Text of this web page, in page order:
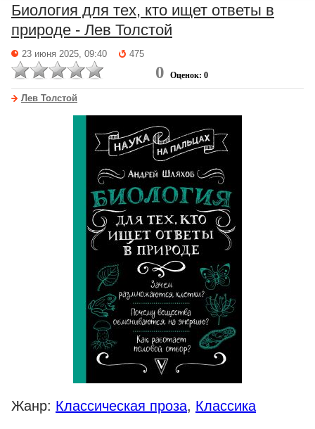
Биология для тех, кто ищет ответы в
природе - Лев Толстой
23 июня 2025, 09:40 475
0 Оценок: 0
Лев Толстой
Жанр: Классическая проза, Классика